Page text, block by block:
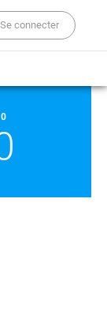
Se connecter